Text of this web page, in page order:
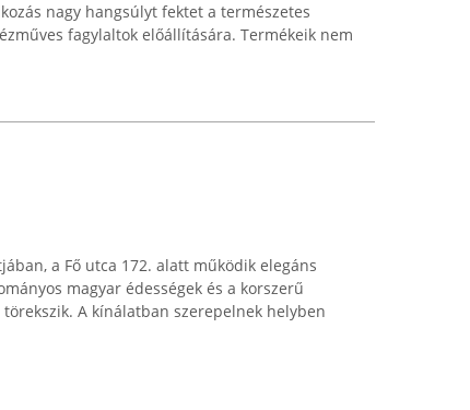
nagy hangsúlyt fektet a természetes
fagylaltok előállítására. Termékeik nem
a Fő utca 172. alatt működik elegáns
magyar édességek és a korszerű
A kínálatban szerepelnek helyben